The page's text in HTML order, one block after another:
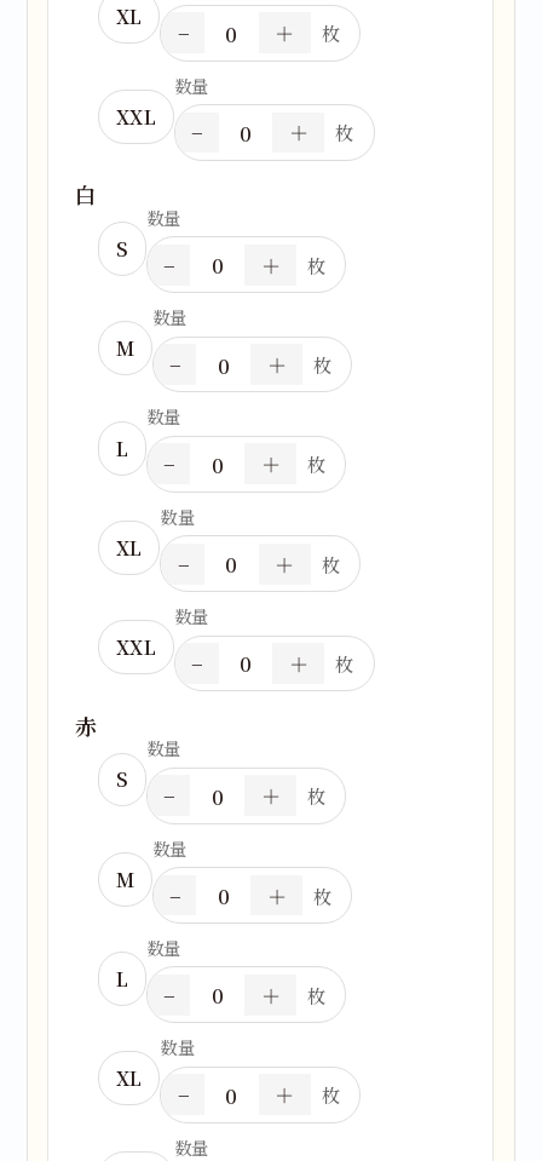
TOP
NEWS
CAST
出演者一覧
SPONSOR
スポンサー情報
INFORMATION
開催概要
SHOP
Tシャツオーダー
CONTACT
XL
− ＋ 枚
XXL
数量
− ＋ 枚
白
S
数量
− ＋ 枚
M
数量
− ＋ 枚
L
数量
− ＋ 枚
XL
数量
− ＋ 枚
XXL
数量
− ＋ 枚
赤
S
数量
− ＋ 枚
M
数量
− ＋ 枚
L
数量
− ＋ 枚
XL
数量
− ＋ 枚
数量